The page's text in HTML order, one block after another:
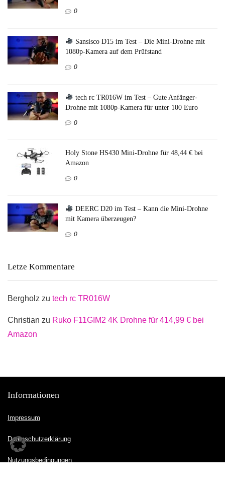
0
Sansisco D15 im Test – Die Mini-Drohne mit
1080p-Kamera auf dem Prüfstand
0
tech rc TR016W im Test – Gute Anfänger-
Drohne mit 1080p-Kamera für unter 100 Euro
0
Holy Stone HS430 Mini-Drohne für 48,44 € bei
Amazon
0
DEERC D20 im Test – Kann die Mini-Drohne
mit Kamera überzeugen?
0
Letze Kommentare
Bergholz zu tech rc TR016W
Christian zu Ruko F11GIM2 4K Drohne für 414,99 € bei
Amazon
Informationen
Impressum
Datenschutzerklärung
Nutzungsbedingungen